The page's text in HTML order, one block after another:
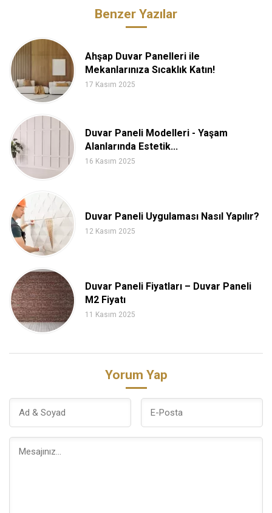
Benzer Yazılar
Ahşap Duvar Panelleri ile
Mekanlarınıza Sıcaklık Katın!
17 Kasım 2025
Duvar Paneli Modelleri - Yaşam
Alanlarında Estetik...
16 Kasım 2025
Duvar Paneli Uygulaması Nasıl Yapılır?
12 Kasım 2025
Duvar Paneli Fiyatları – Duvar Paneli
M2 Fiyatı
11 Kasım 2025
Yorum Yap